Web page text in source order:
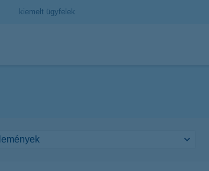
kiemelt ügyfelek